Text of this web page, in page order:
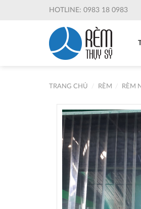
HOTLINE: 0983 18 0983
TRANG CHỦ RÈM RÈM